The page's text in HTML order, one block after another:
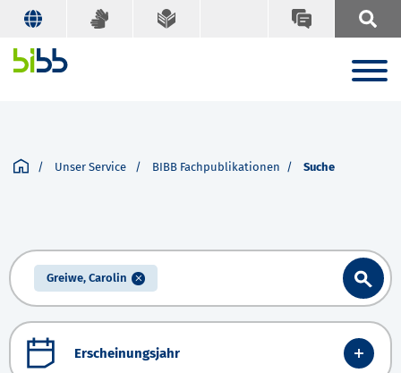
Unser Service BIBB Fachpublikationen Suche
Greiwe, Carolin
Erscheinungsjahr